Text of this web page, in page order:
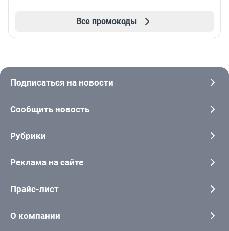
Все промокоды
Подписаться на новости
Сообщить новость
Рубрики
Реклама на сайте
Прайс-лист
О компании